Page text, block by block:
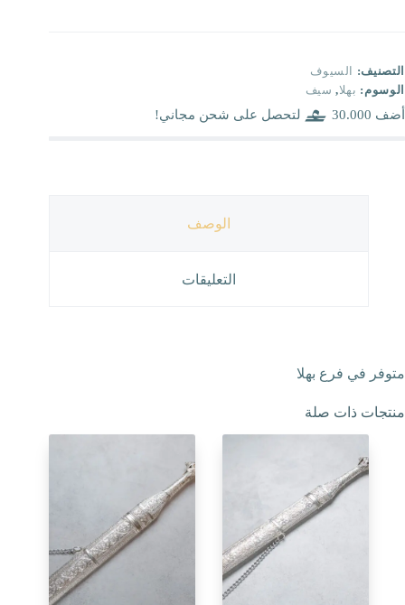
التصنيف:
السيوف
الوسوم: بهلا, سيف
أضف 30.000 لتحصل على شحن مجاني!
الوصف
التعليقات
متوفر في فرع بهلا
منتجات ذات صلة